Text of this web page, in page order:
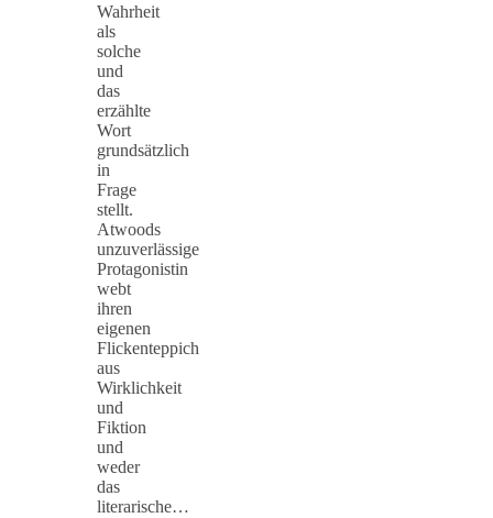
Wahrheit
als
solche
und
das
erzählte
Wort
grundsätzlich
in
Frage
stellt.
Atwoods
unzuverlässige
Protagonistin
webt
ihren
eigenen
Flickenteppich
aus
Wirklichkeit
und
Fiktion
und
weder
das
literarische…